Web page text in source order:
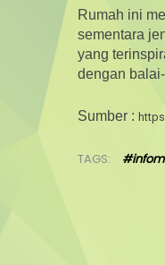
Rumah ini
sementara
yang
dengan
Sumber :
TAGS: